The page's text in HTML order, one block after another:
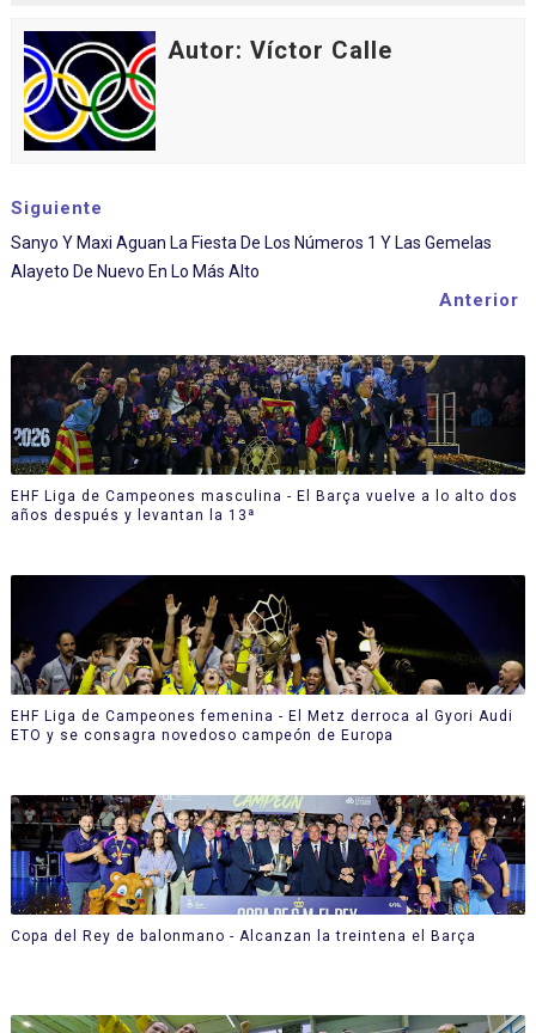
Autor: Víctor Calle
Siguiente
Sanyo Y Maxi Aguan La Fiesta De Los Números 1 Y Las Gemelas
Alayeto De Nuevo En Lo Más Alto
Anterior
EHF Liga de Campeones masculina - El Barça vuelve a lo alto dos
años después y levantan la 13ª
EHF Liga de Campeones femenina - El Metz derroca al Gyori Audi
ETO y se consagra novedoso campeón de Europa
Copa del Rey de balonmano - Alcanzan la treintena el Barça